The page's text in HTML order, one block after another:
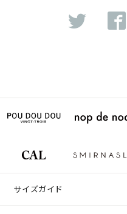
サイズガイド